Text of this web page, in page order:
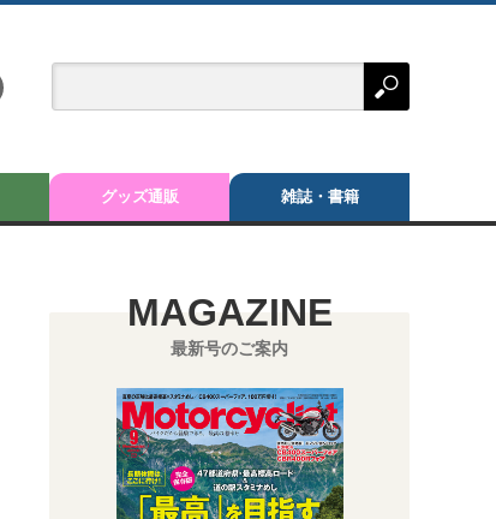
グッズ通販 雑誌・書籍
MAGAZINE
最新号のご案内